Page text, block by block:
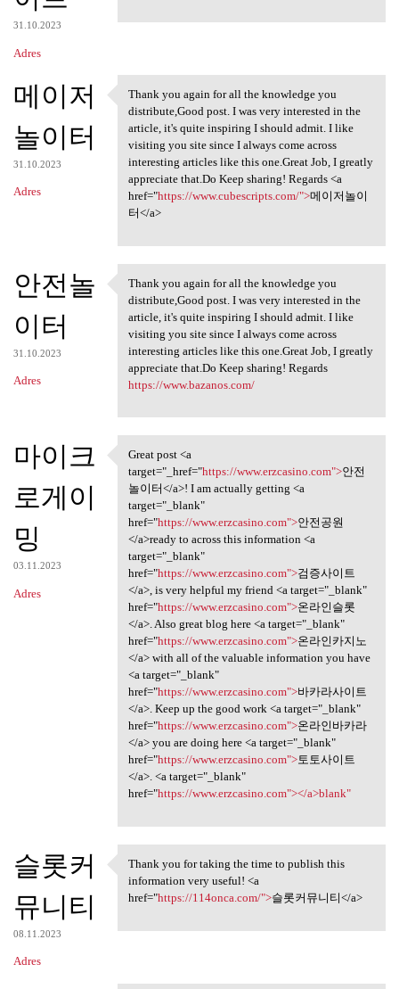
31.10.2023
Adres
메이저
놀이터
31.10.2023
Adres
Thank you again for all the
Thank you again for all the knowledge you
distribute,Good post. I was very interested in the
article, it's quite inspiring I should admit. I like
visiting you site since I always come across
interesting articles like this one.Great Job, I greatly
appreciate that.Do Keep sharing! Regards <a
href="https://www.cubescripts.com/">메이저놀이
터</a>
안전놀
이터
31.10.2023
Adres
Thank you again for all the
Thank you again for all the knowledge you
distribute,Good post. I was very interested in the
article, it's quite inspiring I should admit. I like
visiting you site since I always come across
interesting articles like this one.Great Job, I greatly
appreciate that.Do Keep sharing! Regards
https://www.bazanos.com/
마이크
로게이
밍
03.11.2023
Adres
Great post <a target="_href=
Great post <a
target="_href="https://www.erzcasino.com">안전
놀이터</a>! I am actually getting <a
target="_blank"
href="https://www.erzcasino.com">안전공원
</a>ready to across this information <a
target="_blank"
href="https://www.erzcasino.com">검증사이트
</a>, is very helpful my friend <a target="_blank"
href="https://www.erzcasino.com">온라인슬롯
</a>. Also great blog here <a target="_blank"
href="https://www.erzcasino.com">온라인카지노
</a> with all of the valuable information you have
<a target="_blank"
href="https://www.erzcasino.com">바카라사이트
</a>. Keep up the good work <a target="_blank"
href="https://www.erzcasino.com">온라인바카라
</a> you are doing here <a target="_blank"
href="https://www.erzcasino.com">토토사이트
</a>. <a target="_blank"
href="https://www.erzcasino.com"></a>blank"
슬롯커
뮤니티
08.11.2023
Adres
Thank you for taking the time
Thank you for taking the time to publish this
information very useful! <a
href="https://114onca.com/">슬롯커뮤니티</a>